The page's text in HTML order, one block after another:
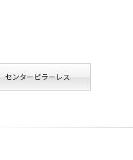
センターピラーレス